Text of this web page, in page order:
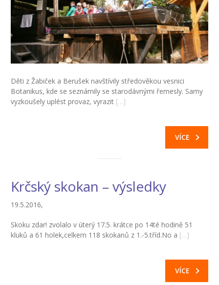
Děti z Žabiček a Berušek navštívily středověkou vesnici
Botanikus, kde se seznámily se starodávnými řemesly. Samy
vyzkoušely uplést provaz, vyrazit […]
VÍCE
Krčský skokan – výsledky
19.5.2016,
Skoku zdar! zvolalo v úterý 17.5. krátce po 14té hodině 51
kluků a 61 holek,celkem 118 skokanů z 1.-5.tříd.No a […]
VÍCE